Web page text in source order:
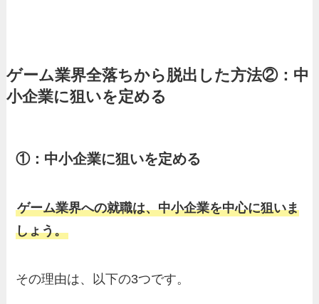
ゲーム業界全落ちから脱出した方法②：中
小企業に狙いを定める
①：中小企業に狙いを定める
ゲーム業界への就職は、中小企業を中心に狙いま
しょう。
その理由は、以下の3つです。